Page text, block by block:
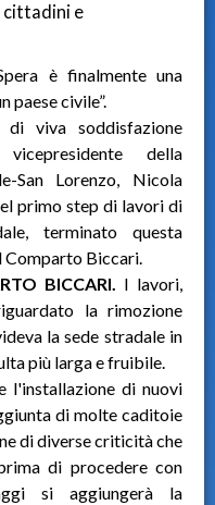
cittadini e
è finalmente una
paese civile”.
viva soddisfazione
della
San Lorenzo, Nicola
primo step di lavori di
terminato questa
Comparto Biccari.
BICCARI. I lavori,
la rimozione
la sede stradale in
più larga e fruibile.
l'installazione di nuovi
di molte caditoie
di diverse criticità che
di procedere con
si aggiungerà la